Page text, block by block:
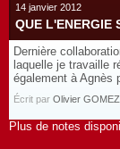
14 janvier 2012
QUE L'ENERGIE
Dernière
laquelle je travaille
également à Agnès
Écrit par Olivier GOMEZ
Plus de notes